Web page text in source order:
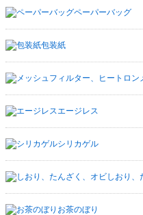
ペーパーバッグ
包装紙
エージレス
シリカゲル
しおり、
お茶のぼり